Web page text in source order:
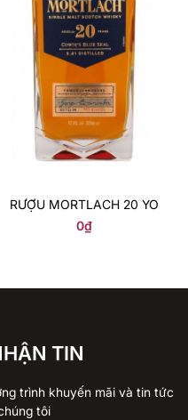
RƯỢU MORTLACH 20 YO
0₫
TIN
trình khuyến mãi và tin tức
tôi